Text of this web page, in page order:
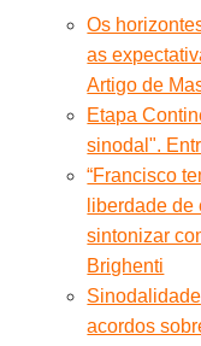
Os
as
Artigo de
Etapa
sinodal".
“Francisco
liberdade de
sintonizar
Brighenti
acordos